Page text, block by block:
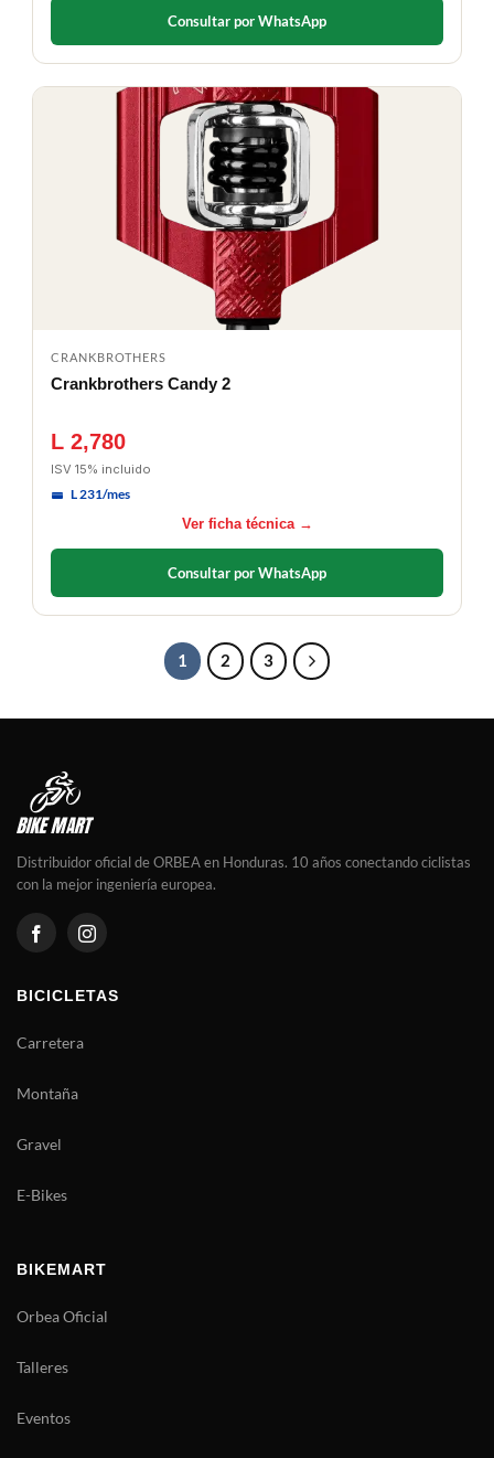
Consultar por WhatsApp
CRANKBROTHERS
Crankbrothers Candy 2
L 2,780
ISV 15% incluido
L 231/mes
Ver ficha técnica →
Consultar por WhatsApp
1 2 3
Distribuidor oficial de ORBEA en Honduras. 10 años conectando ciclistas
con la mejor ingeniería europea.
BICICLETAS
Carretera
Montaña
Gravel
E-Bikes
BIKEMART
Orbea Oficial
Talleres
Eventos